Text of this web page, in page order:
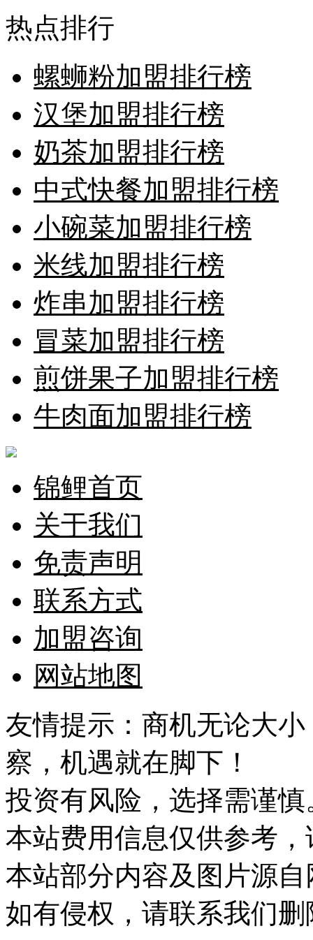
热点排行
螺蛳粉加盟排行榜
汉堡加盟排行榜
奶茶加盟排行榜
中式快餐加盟排行榜
小碗菜加盟排行榜
米线加盟排行榜
炸串加盟排行榜
冒菜加盟排行榜
煎饼果子加盟排行榜
牛肉面加盟排行榜
锦鲤首页
关于我们
免责声明
联系方式
加盟咨询
网站地图
友情提示：商机无论大
察，机遇就在脚下！
投资有风险，选择需谨慎
本站费用信息仅供参考
本站部分内容及图片源
如有侵权，请联系我们删